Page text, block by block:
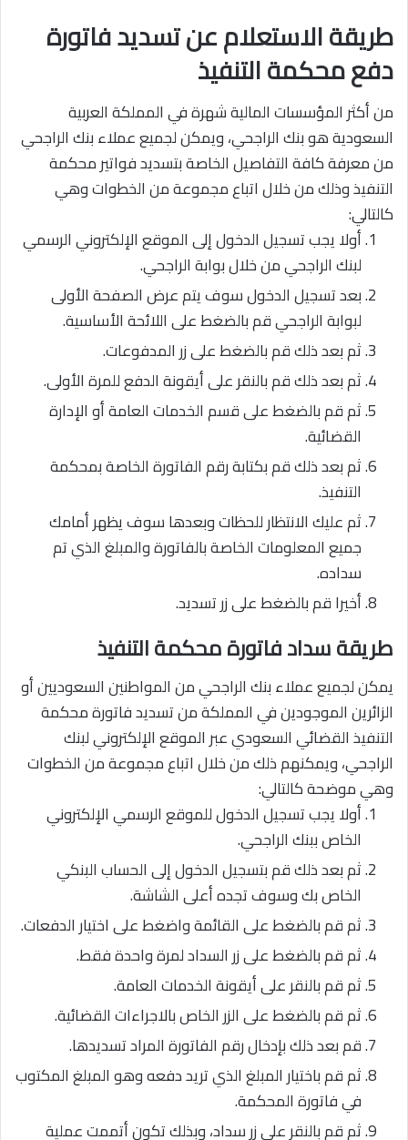
طريقة الاستعلام عن تسديد فاتورة
دفع محكمة التنفيذ
من أكثر المؤسسات المالية شهرة في المملكة العربية
السعودية هو بنك الراجحي، ويمكن لجميع عملاء بنك الراجحي
من معرفة كافة التفاصيل الخاصة بتسديد فواتير محكمة
التنفيذ وذلك من خلال اتباع مجموعة من الخطوات وهي
كالتالي:
أولا يجب تسجيل الدخول إلى الموقع الإلكتروني الرسمي
لبنك الراجحي من خلال بوابة الراجحي.
بعد تسجيل الدخول سوف يتم عرض الصفحة الأولى
لبوابة الراجحي قم بالضغط على اللائحة الأساسية.
ثم بعد ذلك قم بالضغط على زر المدفوعات.
ثم بعد ذلك قم بالنقر على أيقونة الدفع للمرة الأولى.
ثم قم بالضغط على قسم الخدمات العامة أو الإدارة
القضائية.
ثم بعد ذلك قم بكتابة رقم الفاتورة الخاصة بمحكمة
التنفيذ.
ثم عليك الانتظار للحظات وبعدها سوف يظهر أمامك
جميع المعلومات الخاصة بالفاتورة والمبلغ الذي تم
سداده.
أخيرا قم بالضغط على زر تسديد.
طريقة سداد فاتورة محكمة التنفيذ
يمكن لجميع عملاء بنك الراجحي من المواطنين السعوديين أو
الزائرين الموجودين في المملكة من تسديد فاتورة محكمة
التنفيذ القضائي السعودي عبر الموقع الإلكتروني لبنك
الراجحي، ويمكنهم ذلك من خلال اتباع مجموعة من الخطوات
وهي موضحة كالتالي:
أولا يجب تسجيل الدخول للموقع الرسمي الإلكتروني
الخاص ببنك الراجحي.
ثم بعد ذلك قم بتسجيل الدخول إلى الحساب البنكي
الخاص بك وسوف تجده أعلى الشاشة.
ثم قم بالضغط على القائمة واضغط على اختيار الدفعات.
ثم قم بالضغط على زر السداد لمرة واحدة فقط.
ثم قم بالنقر على أيقونة الخدمات العامة.
ثم قم بالضغط على الزر الخاص بالاجراءات القضائية.
قم بعد ذلك بإدخال رقم الفاتورة المراد تسديدها.
ثم قم باختيار المبلغ الذي تريد دفعه وهو المبلغ المكتوب
في فاتورة المحكمة.
ثم قم بالنقر على زر سداد، وبذلك تكون أتممت عملية